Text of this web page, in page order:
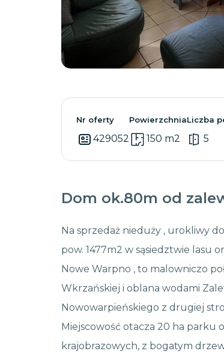
Nr oferty
429052
Powierzchnia
150 m2
Liczba
5
Dom ok.80m od
Na sprzedaż nieduży , urokliwy
pow. 1477m2 w sąsiedztwie lasu
Nowe Warpno , to malowniczo
Wkrzańskiej i oblana wodami
Nowowarpieńskiego z drugiej
Miejscowość otacza 20 ha parku
krajobrazowych, z bogatym